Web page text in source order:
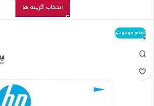
انتخاب گزینه ها
اتمام موجودی